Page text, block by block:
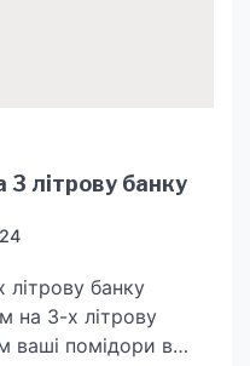
3 літрову банку
літрову банку
на 3-х літрову
ваші помідори в